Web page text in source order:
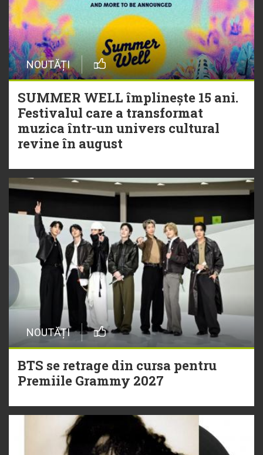
NOUTĂȚI
SUMMER WELL împlinește 15 ani.
Festivalul care a transformat
muzica într-un univers cultural
revine în august
NOUTĂȚI
BTS se retrage din cursa pentru
Premiile Grammy 2027